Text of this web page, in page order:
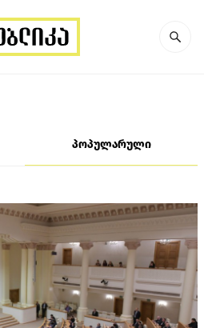
პოპულარული